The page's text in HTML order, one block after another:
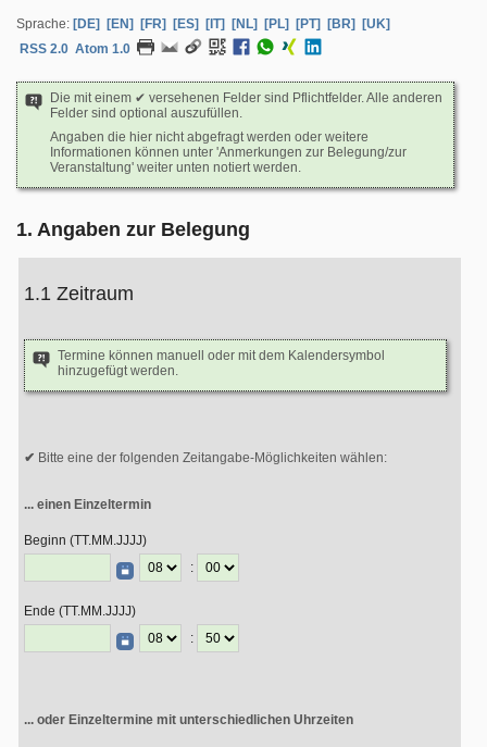
Sprache: [DE] [EN] [FR] [ES] [IT] [NL] [PL] [PT] [BR]
[UK]
RSS 2.0 Atom 1.0
Die mit einem ✔ versehenen Felder sind Pflichtfelder. Alle anderen
Felder sind optional auszufüllen.
Angaben die hier nicht abgefragt werden oder weitere
Informationen können unter 'Anmerkungen zur Belegung/zur
Veranstaltung' weiter unten notiert werden.
1. Angaben zur Belegung
1.1 Zeitraum
Termine können manuell oder mit dem Kalendersymbol
hinzugefügt werden.
Bitte eine der folgenden Zeitangabe-Möglichkeiten wählen:
... einen Einzeltermin
Beginn (TT.MM.JJJJ)
:
Ende (TT.MM.JJJJ)
:
... oder Einzeltermine mit unterschiedlichen Uhrzeiten